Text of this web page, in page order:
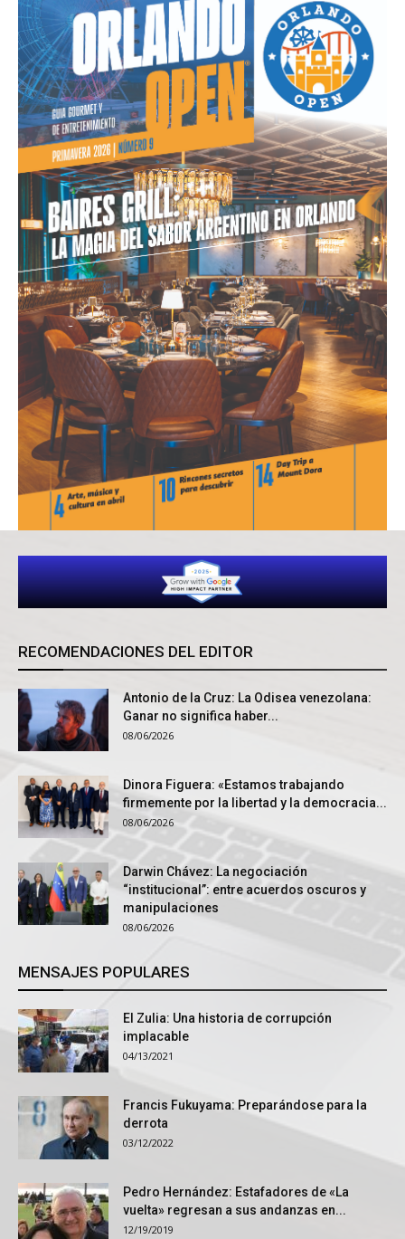
RECOMENDACIONES DEL EDITOR
Antonio de la Cruz: La Odisea venezolana:
Ganar no significa haber...
08/06/2026
Dinora Figuera: «Estamos trabajando
firmemente por la libertad y la democracia...
08/06/2026
Darwin Chávez: La negociación
“institucional”: entre acuerdos oscuros y
manipulaciones
08/06/2026
MENSAJES POPULARES
El Zulia: Una historia de corrupción
implacable
04/13/2021
Francis Fukuyama: Preparándose para la
derrota
03/12/2022
Pedro Hernández: Estafadores de «La
vuelta» regresan a sus andanzas en...
12/19/2019